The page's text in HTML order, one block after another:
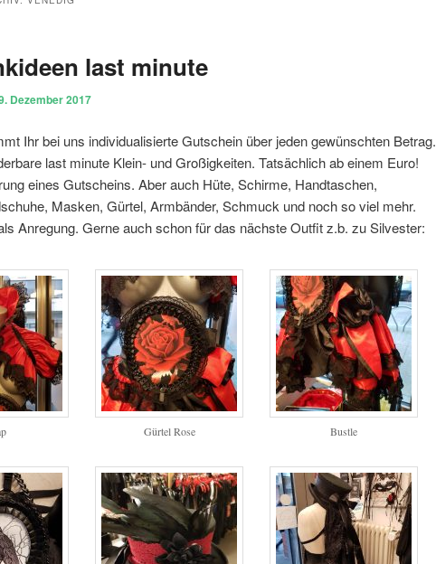
last minute
Dezember 2017
Ihr bei uns individualisierte Gutschein über jeden gewünschten Betrag.
last minute Klein- und Großigkeiten. Tatsächlich ab einem Euro!
eines Gutscheins. Aber auch Hüte, Schirme, Handtaschen,
Masken, Gürtel, Armbänder, Schmuck und noch so viel mehr.
Anregung. Gerne auch schon für das nächste Outfit z.b. zu Silvester:
Gürtel Rose Bustle